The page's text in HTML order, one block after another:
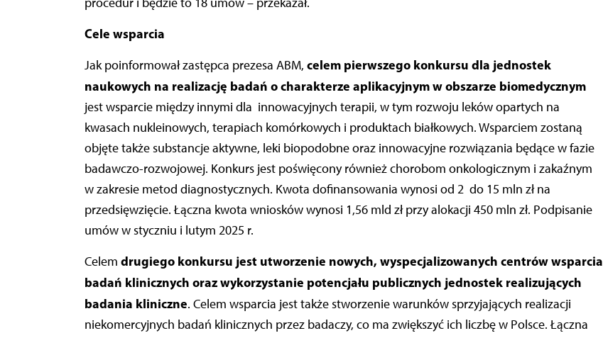
Cele wsparcia
Jak poinformował zastępca prezesa ABM, celem pierwszegokonkursu dla jednostek
naukowych na realizację badań o charakterze aplikacyjnym w obszarze biomedycznym
jest wsparcie między innymi dla innowacyjnych terapii, w tym rozwoju leków opartych na
kwasach nukleinowych, terapiach komórkowych i produktach białkowych. Wsparciem zostaną
objęte także substancje aktywne, leki biopodobne oraz innowacyjne rozwiązania będące w fazie
badawczo-rozwojowej. Konkurs jest poświęcony również chorobom onkologicznym i zakaźnym
w zakresie metod diagnostycznych. Kwota dofinansowania wynosi od 2 do 15 mln zł na
przedsięwzięcie. Łączna kwota wniosków wynosi 1,56 mld zł przy alokacji 450 mln zł. Podpisanie
umów w styczniu i lutym 2025 r.
Celem drugiego konkursu jest utworzenie nowych, wyspecjalizowanych centrów wsparcia
badań klinicznych oraz wykorzystanie potencjału publicznych jednostek realizujących
badania kliniczne. Celem wsparcia jest także stworzenie warunków sprzyjających realizacji
niekomercyjnych badań klinicznych przez badaczy, co ma zwiększyć ich liczbę w Polsce. Łączna